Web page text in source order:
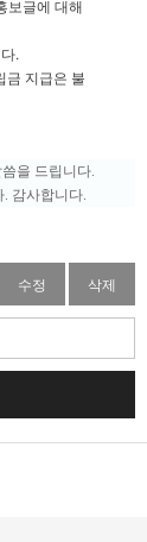
보글에 대해
.
금 지급은 불
을 드립니다.
감사합니다.
수정 삭제